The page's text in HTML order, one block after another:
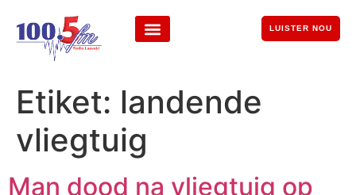
LUISTER NOU
Etiket: landende
vliegtuig
Man dood na vliegtuig op